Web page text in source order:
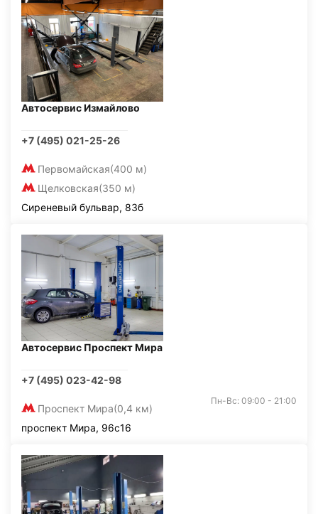
Автосервис Измайлово
+7 (495) 021-25-26
Первомайская(400 м)
Щелковская(350 м)
Сиреневый бульвар, 83б
Автосервис Проспект Мира
+7 (495) 023-42-98
Проспект Мира(0,4 км)
Пн-Вс: 09:00 - 21:00
проспект Мира, 96с16